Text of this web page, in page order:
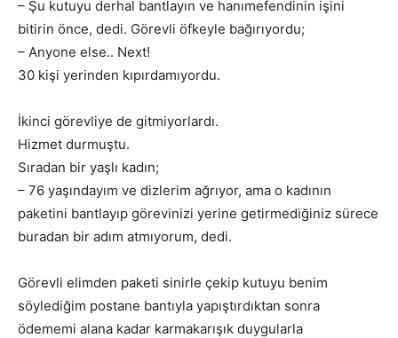
– Şu kutuyu derhal bantlayın ve hanımefendinin işini
bitirin önce, dedi. Görevli öfkeyle bağırıyordu;
– Anyone else.. Next!
30 kişi yerinden kıpırdamıyordu.
İkinci görevliye de gitmiyorlardı.
Hizmet durmuştu.
Sıradan bir yaşlı kadın;
– 76 yaşındayım ve dizlerim ağrıyor, ama o kadının
paketini bantlayıp görevinizi yerine getirmediğiniz sürece
buradan bir adım atmıyorum, dedi.
Görevli elimden paketi sinirle çekip kutuyu benim
söylediğim postane bantıyla yapıştırdıktan sonra
ödememi alana kadar karmakarışık duygularla